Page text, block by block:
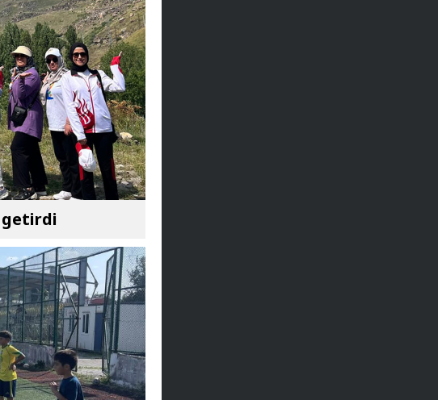
getirdi